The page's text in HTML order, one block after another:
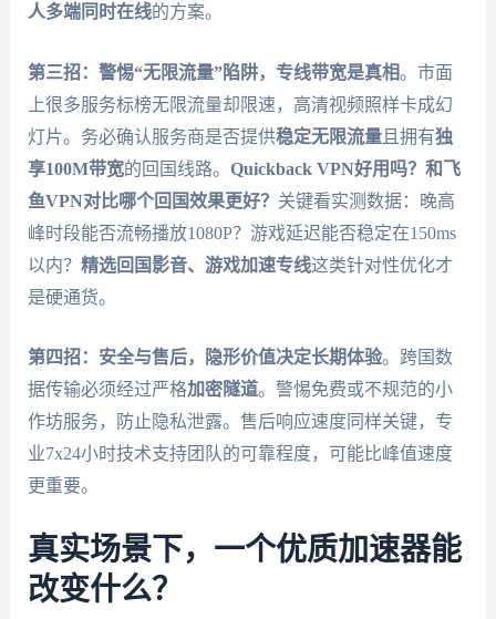
人多端同时在线的方案。
第三招：警惕“无限流量”陷阱，专线带宽是真相。市面
上很多服务标榜无限流量却限速，高清视频照样卡成幻
灯片。务必确认服务商是否提供稳定无限流量且拥有独
享100M带宽的回国线路。 Quickback VPN好用吗？和飞
鱼VPN对比哪个回国效果更好？ 关键看实测数据：晚高
峰时段能否流畅播放1080P？游戏延迟能否稳定在150ms
以内？ 精选回国影音、游戏加速专线这类针对性优化才
是硬通货。
第四招：安全与售后，隐形价值决定长期体验。跨国数
据传输必须经过严格加密隧道。警惕免费或不规范的小
作坊服务，防止隐私泄露。售后响应速度同样关键，专
业7x24小时技术支持团队的可靠程度，可能比峰值速度
更重要。
真实场景下，一个优质加速器能
改变什么？